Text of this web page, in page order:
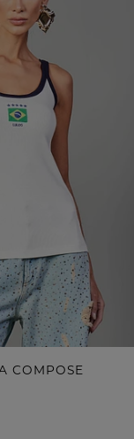
COMPOSE